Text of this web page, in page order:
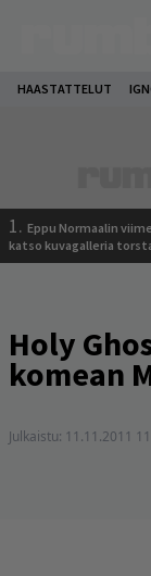
HAASTATTELUT
1. Eppu Normaalin
katso kuvagalleria
Holy
komean
Julkaistu: 11.11.2011